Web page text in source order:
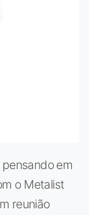
em
o Metalist
reunião